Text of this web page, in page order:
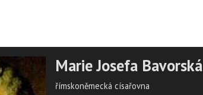
Marie Josefa Bavorská
římskoněmecká císařovna